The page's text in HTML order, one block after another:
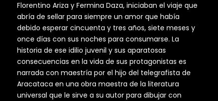
Florentino Ariza y Fermina Daza, iniciaban el viaje que
abría de sellar para siempre un amor que había
debido esperar cincuenta y tres años, siete meses y
once días con sus noches para consumarse. La
historia de ese idilio juvenil y sus aparatosas
consecuencias en la vida de sus protagonistas es
narrada con maestría por el hijo del telegrafista de
Aracataca en una obra maestra de la literatura
universal que le sirve a su autor para dibujar con